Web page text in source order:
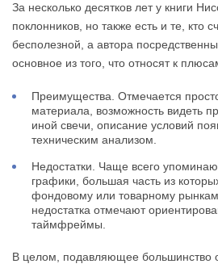
За несколько десятков лет у книги
поклонников, но также есть и те, кто
бесполезной, а автора
основное из того, что относят к
Преимущества. Отмечается
материала, возможность видеть
иной свечи, описание условий
техническим анализом.
Недостатки. Чаще всего
графики, большая часть из
фондовому или товарному
недостатка отмечают
таймфреймы.
В целом, подавляющее большинство